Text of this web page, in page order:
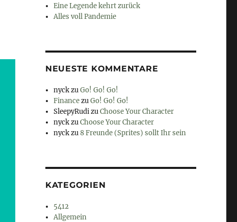
Eine Legende kehrt zurück
Alles voll Pandemie
NEUESTE KOMMENTARE
nyckzuGo! Go! Go!
FinancezuGo! Go! Go!
SleepyRudizuChoose Your Character
nyckzuChoose Your Character
nyckzu 8 Freunde (Sprites) sollt Ihr sein
KATEGORIEN
5412
Allgemein